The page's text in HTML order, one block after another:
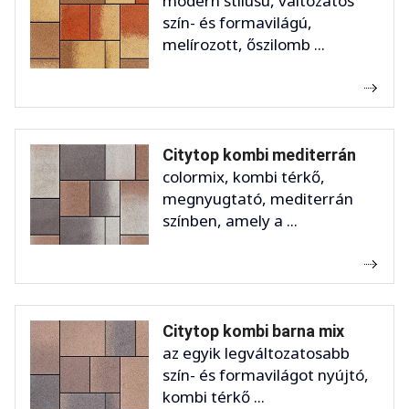
szín- és formavilágú,
melírozott, őszilomb ...
Citytop kombi mediterrán
colormix, kombi térkő,
megnyugtató, mediterrán
színben, amely a ...
Citytop kombi barna mix
az egyik legváltozatosabb
szín- és formavilágot nyújtó,
kombi térkő ...